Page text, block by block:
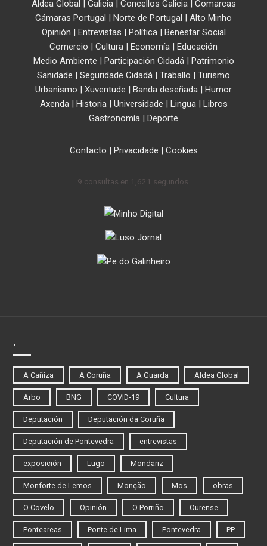
Aldea Global | Galicia| Concellos Galicia| Comarcas
Cámaras Portugal | Norte de Portugal | Alto Minho
Opinión | Entrevistas | Política| Benestar Social
Comercio | Cultura | Economía | Educación
Medio Ambiente | Participación Cidadá| Patrimonio
Sanidade | Seguridade Cidadá | Traballo | Turismo
Urbanismo | Xuventude | Banda deseñada | Humor
Axenda| Historia| Universidade | Lingua| Libros
Gastronomía | Deporte
Contacto | Privacidade | Cookies
9 consultas en 1,621 segundos.
.
A Cañiza A Coruña A Guarda Aldea Global
Arbo BNG COVID-19 Cultura
Deputación Deputación da Coruña
Deputación de Pontevedra entrevistas
exposición Lugo Mondariz
Monforte de Lemos Monção Mos obras
O Covelo Opinión O Porriño Ourense
Ponteareas Ponte de Lima Pontevedra PP